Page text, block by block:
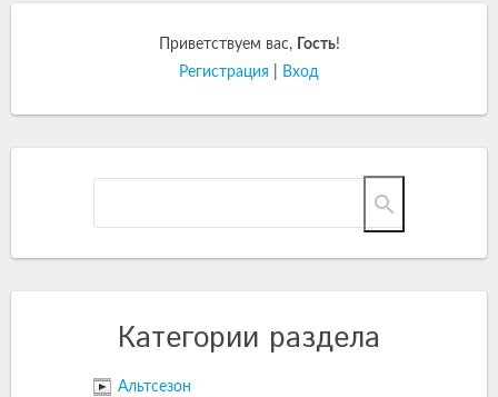
Приветствуем вас, Гость!
Регистрация
Вход
Категории раздела
Альтсезон